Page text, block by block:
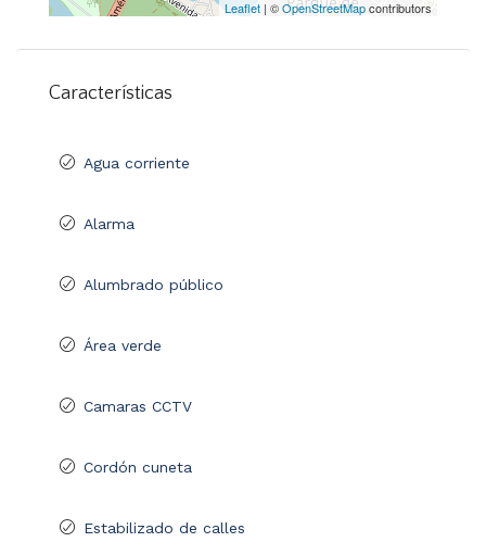
Leaflet | ©OpenStreetMapcontributors
Características
Agua corriente
Alarma
Alumbrado público
Área verde
Camaras CCTV
Cordón cuneta
Estabilizado de calles